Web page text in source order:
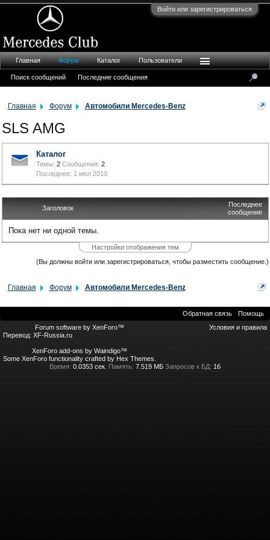
Войти или зарегистрироваться
Главная Форум Автомобили Mercedes-Benz
SLS AMG
Каталог
Темы: 2 Сообщения: 2
1 июл 2010
Заголовок
Последнее
сообщение
Пока нет ни одной темы.
Настройки отображения тем
(Вы должны войти или зарегистрироваться, чтобы разместить сообщение.)
Главная Форум Автомобили Mercedes-Benz
Главная Форум
Поиск сообщений Последние сообщения
Каталог Пользователи
Обратная связь
Помощь
Условия и правила
Forum software by XenForo™
Перевод: XF-Russia.ru
XenForo add-ons by Waindigo™
Some XenForo functionality crafted by Hex Themes
Время: 0.0353 сек. Память: 7.519 МБ Запросов к БД: 16